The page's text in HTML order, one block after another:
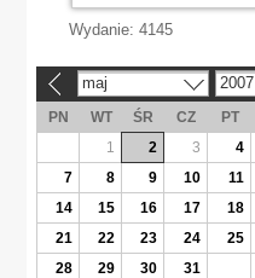
Wydanie: 4145
maj 2007
PN WT ŚR CZ PT
1
2 3 4
7
8 9 10 11
14
15 16 17 18
21
22 23 24 25
28
29 30 31